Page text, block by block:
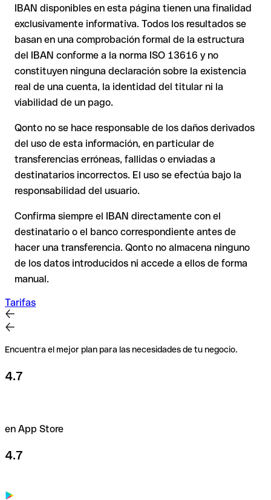
USD o GBP) pueden aplicarse comisiones de cambio
adicionales. Consulta previamente las condiciones vigentes
con Issue with interpolation.
transferencia se ejecuta hacia una cuenta ajena. En ese caso:
El banco receptor está obligado a colaborar en la
Tu entidad puede iniciar un proceso de reclamación a
destinatario ya ha retirado el dinero.
En transferencias internacionales fuera del área SEPA,
la recuperación es considerablemente más compleja y
conlleva comisiones adicionales.
Recomendación: Verifica siempre el IBAN antes de una
transferencia con nuestro
Verificador de IBAN
gratuito y, en
caso de duda, confírmalo directamente con el destinatario.
Esta precaución es especialmente importante con importes
elevados o en nuevas relaciones comerciales.
IBAN disponibles en esta página tienen una finalidad
exclusivamente informativa. Todos los resultados se
basan en una comprobación formal de la estructura
del IBAN conforme a la norma ISO 13616 y no
constituyen ninguna declaración sobre la existencia
real de una cuenta, la identidad del titular ni la
viabilidad de un pago.
Qonto no se hace responsable de los daños derivados
del uso de esta información, en particular de
transferencias erróneas, fallidas o enviadas a
destinatarios incorrectos. El uso se efectúa bajo la
responsabilidad del usuario.
Confirma siempre el IBAN directamente con el
destinatario o el banco correspondiente antes de
hacer una transferencia. Qonto no almacena ninguno
de los datos introducidos ni accede a ellos de forma
manual.
Tarifas
Encuentra el mejor plan para las necesidades de tu negocio.
4.7
en App Store
4.7